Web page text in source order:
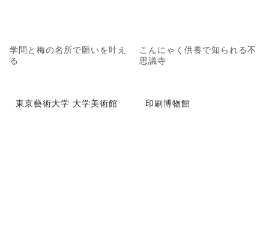
学問と梅の名所で願いを叶え
る
こんにゃく供養で知られる不
思議寺
東京藝術大学 大学美術館 印刷博物館